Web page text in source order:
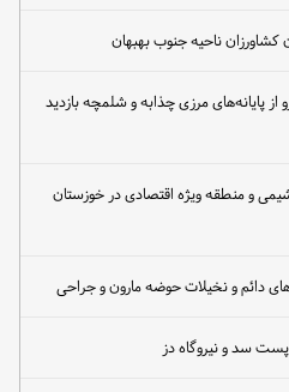
ناحیه جنوب بهبهان
پایانه‌های مرزی چذابه و شلمچه بازدید
و منطقه ویژه اقتصادی در خوزستان
دائم و نخیلات حوضه مارون و جراحی
سد و نیروگاه دز